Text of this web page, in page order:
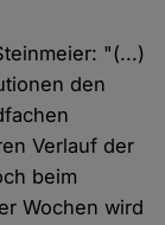
"(...)
den
Verlauf der
beim
Wochen wird